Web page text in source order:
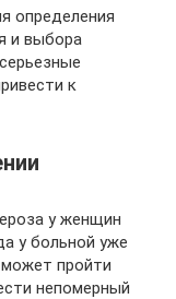
определения
и выбора
к
у женщин
у больной уже
пройти
непомерный